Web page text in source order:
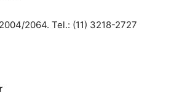
2064. Tel.: (11) 3218-2727